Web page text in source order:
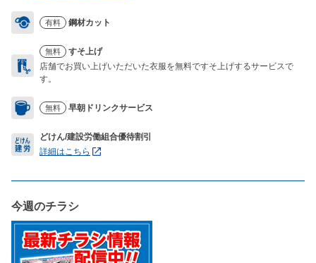
有料 鋼材カット
無料
すそ上げ
店舗でお買い上げいただいた衣服を無料ですそ上げするサービスで
す。
無料 早朝ドリンクサービス
どけん/建設労働組合優待割引
詳細はこちら
今週のチラシ